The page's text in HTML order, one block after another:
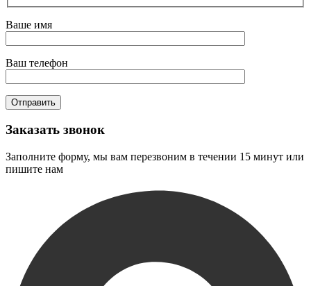
Ваше имя
Ваш телефон
Заказать звонок
Заполните форму, мы вам перезвоним в течении 15 минут или
пишите нам